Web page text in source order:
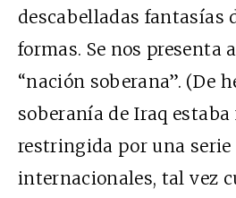
descabelladas fantasías
formas. Se nos presenta
“nación soberana”. (De
soberanía de Iraq
restringida por una serie
internacionales, tal vez